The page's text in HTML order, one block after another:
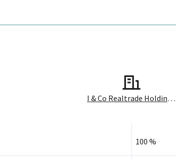
I & Co Realtrade Holding und Beteiligungs GmbH
100 %